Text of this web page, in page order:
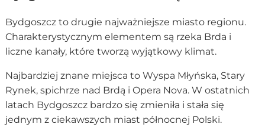
Bydgoszcz to drugie najważniejsze miasto regionu.
Charakterystycznym elementem są rzeka Brda i
liczne kanały, które tworzą wyjątkowy klimat.
Najbardziej znane miejsca to Wyspa Młyńska, Stary
Rynek, spichrze nad Brdą i Opera Nova. W ostatnich
latach Bydgoszcz bardzo się zmieniła i stała się
jednym z ciekawszych miast północnej Polski.